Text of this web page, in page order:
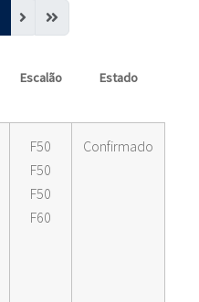
Escalão Estado
F50
F50
F50
F60
Confirmado